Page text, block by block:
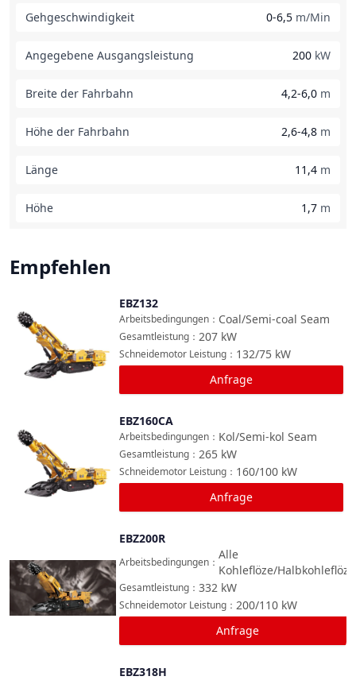
Gehgeschwindigkeit 0-6,5 m/Min
Angegebene Ausgangsleistung 200 kW
Breite der Fahrbahn 4,2-6,0 m
Höhe der Fahrbahn 2,6-4,8 m
Länge 11,4 m
Höhe 1,7 m
Empfehlen
EBZ132
Coal/Semi-coal Seam
Arbeitsbedingungen ：
207 kW
Gesamtleistung ：
132/75 kW
Schneidemotor Leistung ：
Anfrage
EBZ160CA
Kol/Semi-kol Seam
Arbeitsbedingungen ：
265 kW
Gesamtleistung ：
160/100 kW
Schneidemotor Leistung ：
Anfrage
EBZ200R
Alle
Kohleflöze/Halbkohleflöze
Arbeitsbedingungen ：
332 kW
Gesamtleistung ：
200/110 kW
Schneidemotor Leistung ：
Anfrage
EBZ318H